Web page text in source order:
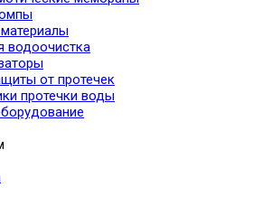
водоочистка
от протечек
протечки воды